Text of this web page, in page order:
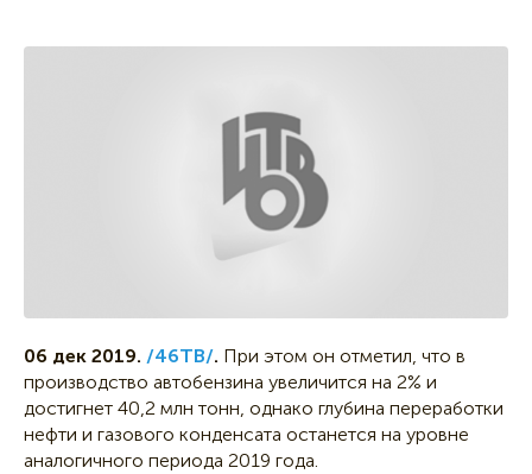
06 дек 2019. /46ТВ/. При этом он отметил, что в
производство автобензина увеличится на 2% и
достигнет 40,2 млн тонн, однако глубина переработки
нефти и газового конденсата останется на уровне
аналогичного периода 2019 года.